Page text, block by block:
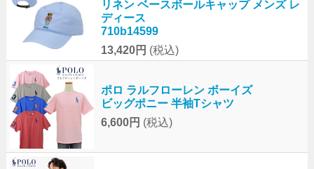
リネン ベースボールキャップ メンズ レ
ディース
710b14599
13,420円 (税込)
ポロ ラルフローレン ボーイズ
ビッグポニー 半袖Tシャツ
6,600円 (税込)